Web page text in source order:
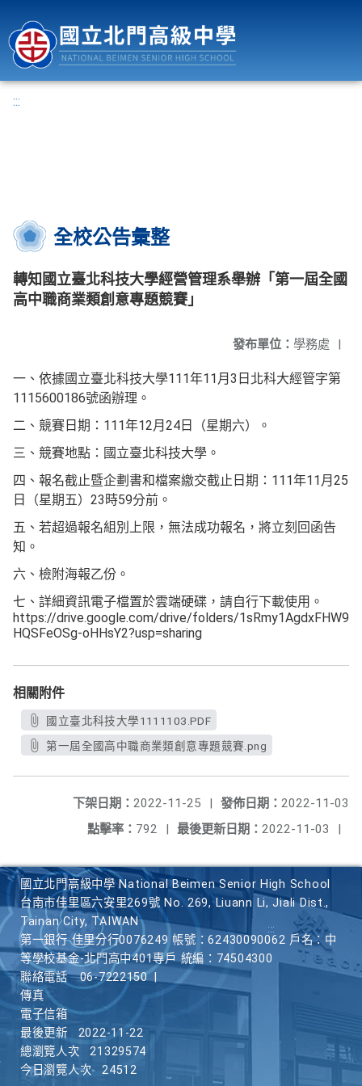
:::
全校公告彙整
轉知國立臺北科技大學經營管理系舉辦「第一屆全國
高中職商業類創意專題競賽」
發布單位： 學務處 |
一、依據國立臺北科技大學111年11月3日北科大經管字第
1115600186號函辦理。
二、競賽日期：111年12月24日（星期六）。
三、競賽地點：國立臺北科技大學。
四、報名截止暨企劃書和檔案繳交截止日期：111年11月25
日（星期五）23時59分前。
五、若超過報名組別上限，無法成功報名，將立刻回函告
知。
六、檢附海報乙份。
七、詳細資訊電子檔置於雲端硬碟，請自行下載使用。
https://drive.google.com/drive/folders/
HQSFeOSg-oHHsY2?usp=sharing
相關附件
國立臺北科技大學1111103.PDF
第一屆全國高中職商業類創意專題競賽.png
發佈日期： 2022-11-03
下架日期： 2022-11-25
|
最後更新日期： 2022-11-03 |
點擊率： 792 |
國立北門高級中學 National Beimen Senior High School
台南市佳里區六安里269號 No. 269, Liuann Li, Jiali Dist.,
Tainan City, TAIWAN
第一銀行 佳里分行0076249 帳號：62430090062 戶名：中
等學校基金-北門高中401專戶 統編：74504300
聯絡電話
06-7222150
傳真
電子信箱
最後更新
2022-11-22
總瀏覽人次
21329574
今日瀏覽人次
24512